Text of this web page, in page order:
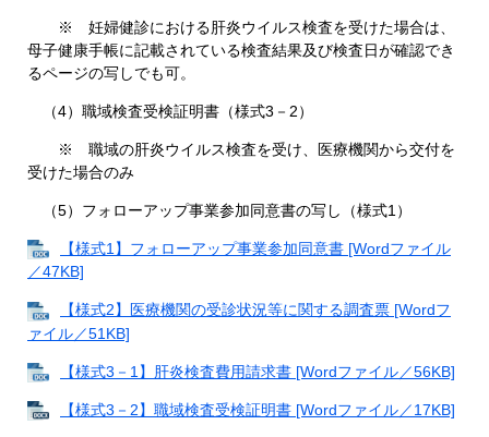
※ 妊婦健診における肝炎ウイルス検査を受けた場合は、
母子健康手帳に記載されている検査結果及び検査日が確認でき
るページの写しでも可。
（4）職域検査受検証明書（様式3－2）
※ 職域の肝炎ウイルス検査を受け、医療機関から交付を
受けた場合のみ
（5）フォローアップ事業参加同意書の写し（様式1）
【様式1】フォローアップ事業参加同意書 [Wordファイル
／47KB]
【様式2】医療機関の受診状況等に関する調査票 [Wordフ
ァイル／51KB]
【様式3－1】肝炎検査費用請求書 [Wordファイル／56KB]
【様式3－2】職域検査受検証明書 [Wordファイル／17KB]